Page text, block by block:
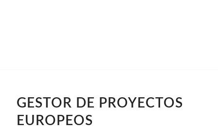
GESTOR DE PROYECTOS
EUROPEOS